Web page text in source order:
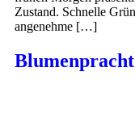
Zustand. Schnelle
angenehme […]